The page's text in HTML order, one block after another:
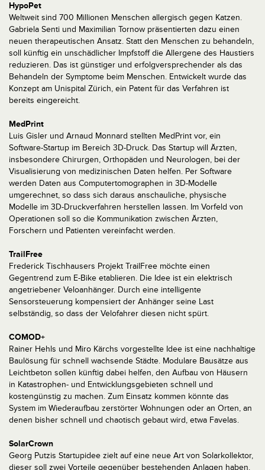
HypoPet
Weltweit sind 700 Millionen Menschen allergisch gegen Katzen.
Gabriela Senti und Maximilian Tornow präsentierten dazu einen
neuen therapeutischen Ansatz. Statt den Menschen zu behandeln,
soll künftig ein unschädlicher Impfstoff die Allergene des Haustiers
reduzieren. Das ist günstiger und erfolgversprechender als das
Behandeln der Symptome beim Menschen. Entwickelt wurde das
Konzept am Unispital Zürich, ein Patent für das Verfahren ist
bereits eingereicht.
MedPrint
Luis Gisler und Arnaud Monnard stellten MedPrint vor, ein
Software-Startup im Bereich 3D-Druck. Das Startup will Ärzten,
insbesondere Chirurgen, Orthopäden und Neurologen, bei der
Visualisierung von medizinischen Daten helfen. Per Software
werden Daten aus Computertomographen in 3D-Modelle
umgerechnet, so dass sich daraus anschauliche, physische
Modelle im 3D-Druckverfahren herstellen lassen. Im Vorfeld von
Operationen soll so die Kommunikation zwischen Ärzten,
Forschern und Patienten vereinfacht werden.
TrailFree
Frederick Tischhausers Projekt TrailFree möchte einen
Gegentrend zum E-Bike etablieren. Die Idee ist ein elektrisch
angetriebener Veloanhänger. Durch eine intelligente
Sensorsteuerung kompensiert der Anhänger seine Last
selbständig, so dass der Velofahrer diesen nicht spürt.
COMOD+
Rainer Hehls und Miro Kärchs vorgestellte Idee ist eine nachhaltige
Baulösung für schnell wachsende Städte. Modulare Bausätze aus
Leichtbeton sollen künftig dabei helfen, den Aufbau von Häusern
in Katastrophen- und Entwicklungsgebieten schnell und
kostengünstig zu machen. Zum Einsatz kommen könnte das
System im Wiederaufbau zerstörter Wohnungen oder an Orten, an
denen bisher schnell und chaotisch gebaut wird, etwa Favelas.
SolarCrown
Georg Putzis Startupidee zielt auf eine neue Art von Solarkollektor,
dieser soll zwei Vorteile gegenüber bestehenden Anlagen haben.